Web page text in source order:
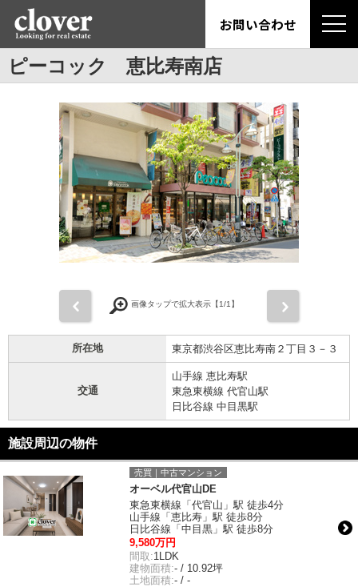
お問い合わせ
ピーコック 恵比寿南店
画像タップで拡大表示【1/1】
所在地 東京都渋谷区恵比寿南２丁目３－３
交通
山手線 恵比寿駅
東急東横線 代官山駅
日比谷線 中目黒駅
施設周辺の物件
売買｜中古マンション
オーベル代官山DE
東急東横線「代官山」駅 徒歩4分
山手線「恵比寿」駅 徒歩8分
日比谷線「中目黒」駅 徒歩8分
9,580万円
間取:1LDK
建物面積:- / 10.92坪
土地面積:- / -